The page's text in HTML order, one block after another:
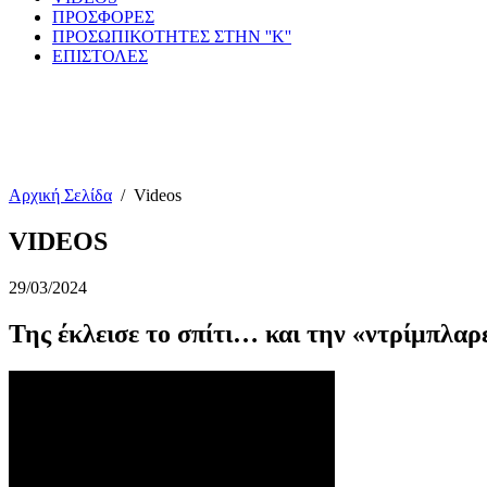
ΠΡΟΣΦΟΡΕΣ
ΠΡΟΣΩΠΙΚΟΤΗΤΕΣ ΣΤΗΝ ''Κ''
ΕΠΙΣΤΟΛΕΣ
Αρχική Σελίδα / Videos
VIDEOS
29/03/2024
Της έκλεισε το σπίτι… και την